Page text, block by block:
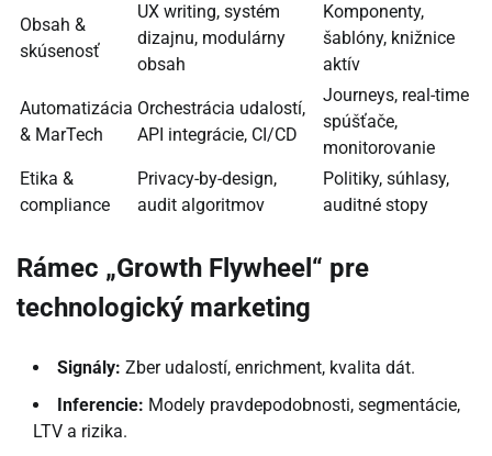
Obsah &
skúsenosť
UX writing, systém
dizajnu, modulárny
obsah
Komponenty,
šablóny, knižnice
aktív
Automatizácia
& MarTech
Orchestrácia udalostí,
API integrácie, CI/CD
Journeys, real-time
spúšťače,
monitorovanie
Etika &
compliance
Privacy-by-design,
audit algoritmov
Politiky, súhlasy,
auditné stopy
Rámec „Growth Flywheel“ pre
technologický marketing
Signály: Zber udalostí, enrichment, kvalita dát.
Inferencie: Modely pravdepodobnosti, segmentácie,
LTV a rizika.